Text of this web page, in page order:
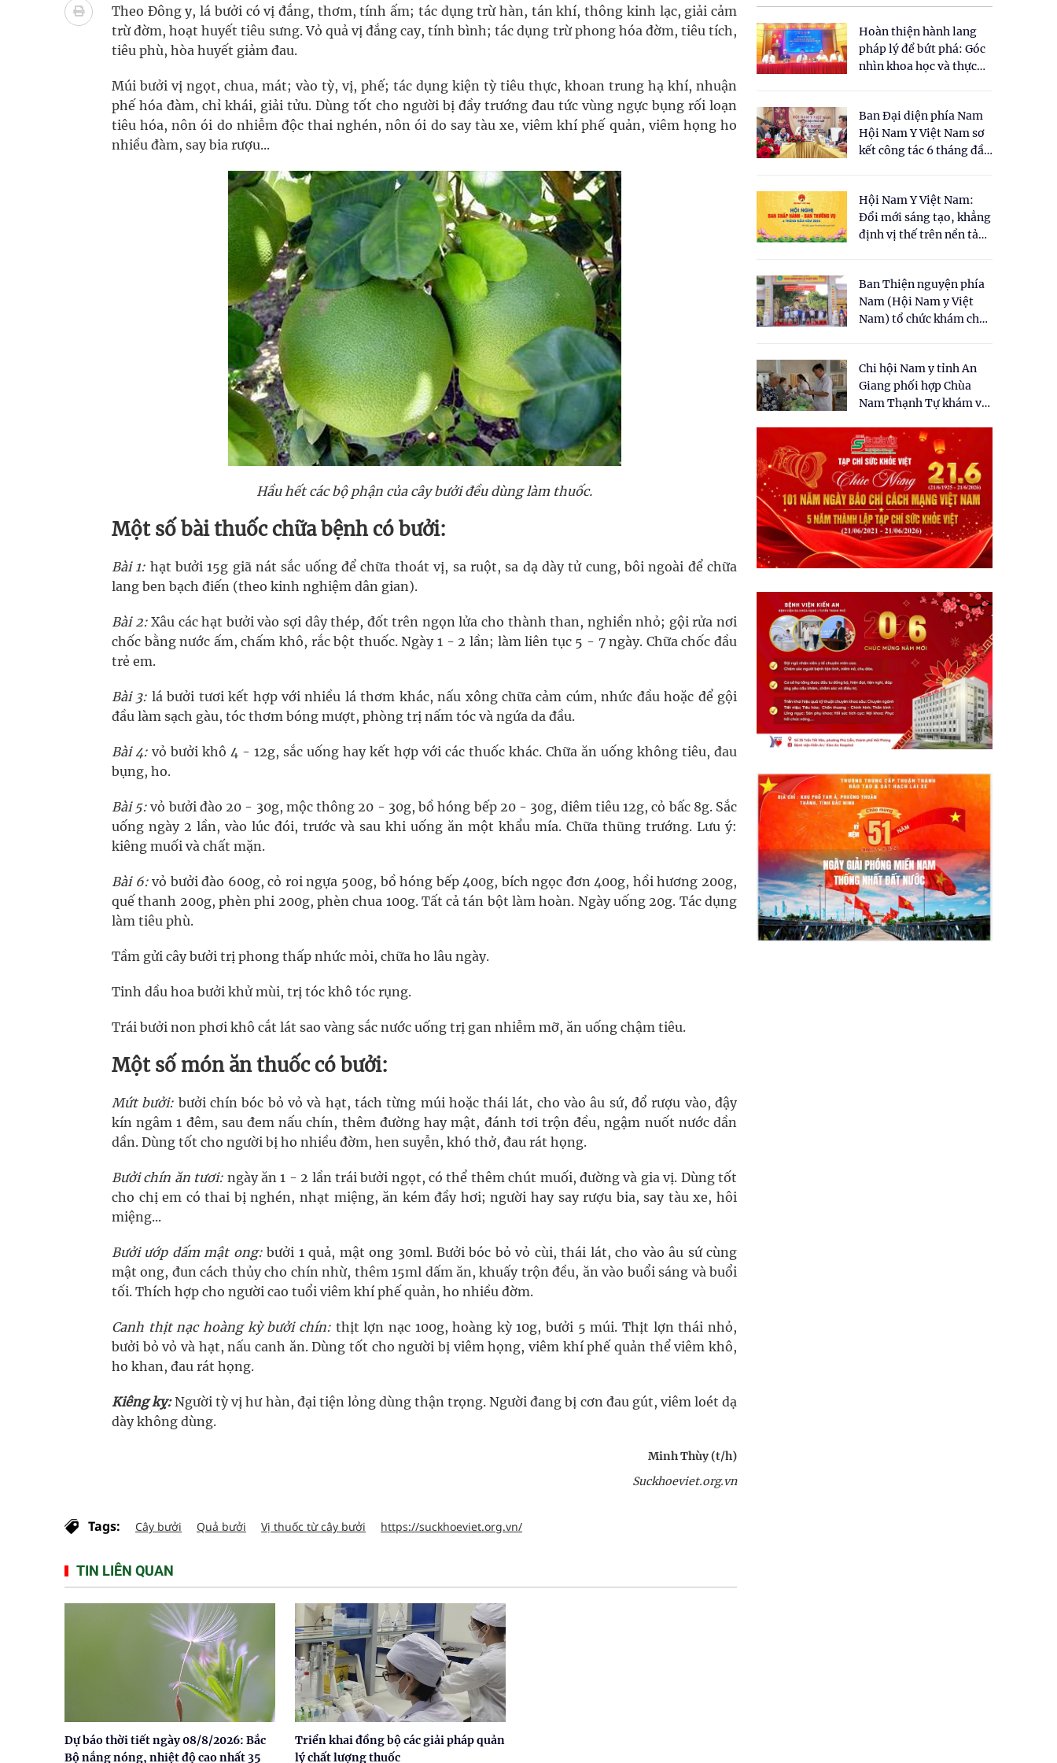
Chấn chỉnh hoạt động kinh doanh dược liệu
Súp lơ xanh mang đến hy vọng mới trong phòng ngừa ung thư
Triển khai đồng bộ các giải pháp quản lý chất lượng thuốc
Theo Đông y, lá bưởi có vị đắng, thơm, tính ấm; tác dụng trừ hàn, tán khí, thông kinh lạc, giải cảm
trừ đờm, hoạt huyết tiêu sưng. Vỏ quả vị đắng cay, tính bình; tác dụng trừ phong hóa đờm, tiêu tích,
tiêu phù, hòa huyết giảm đau.
Múi bưởi vị ngọt, chua, mát; vào tỳ, vị, phế; tác dụng kiện tỳ tiêu thực, khoan trung hạ khí, nhuận
phế hóa đàm, chỉ khái, giải tửu. Dùng tốt cho người bị đầy trướng đau tức vùng ngực bụng rối loạn
tiêu hóa, nôn ói do nhiễm độc thai nghén, nôn ói do say tàu xe, viêm khí phế quản, viêm họng ho
nhiều đàm, say bia rượu...
Hầu hết các bộ phận của cây bưởi đều dùng làm thuốc.
Một số bài thuốc chữa bệnh có bưởi:
Bài 1: hạt bưởi 15g giã nát sắc uống để chữa thoát vị, sa ruột, sa dạ dày tử cung, bôi ngoài để chữa
lang ben bạch điến (theo kinh nghiệm dân gian).
Bài 2:Xâu các hạt bưởi vào sợi dây thép, đốt trên ngọn lửa cho thành than, nghiền nhỏ; gội rửa nơi
chốc bằng nước ấm, chấm khô, rắc bột thuốc. Ngày 1 - 2 lần; làm liên tục 5 - 7 ngày. Chữa chốc đầu
trẻ em.
Bài 3: lá bưởi tươi kết hợp với nhiều lá thơm khác, nấu xông chữa cảm cúm, nhức đầu hoặc để gội
đầu làm sạch gàu, tóc thơm bóng mượt, phòng trị nấm tóc và ngứa da đầu.
Bài 4: vỏ bưởi khô 4 - 12g, sắc uống hay kết hợp với các thuốc khác. Chữa ăn uống không tiêu, đau
bụng, ho.
Bài 5: vỏ bưởi đào 20 - 30g, mộc thông 20 - 30g, bồ hóng bếp 20 - 30g, diêm tiêu 12g, cỏ bấc 8g. Sắc
uống ngày 2 lần, vào lúc đói, trước và sau khi uống ăn một khẩu mía. Chữa thũng trướng. Lưu ý:
kiêng muối và chất mặn.
Bài 6:vỏ bưởi đào 600g, cỏ roi ngựa 500g, bồ hóng bếp 400g, bích ngọc đơn 400g, hồi hương 200g,
quế thanh 200g, phèn phi 200g, phèn chua 100g. Tất cả tán bột làm hoàn. Ngày uống 20g. Tác dụng
làm tiêu phù.
Tầm gửi cây bưởi trị phong thấp nhức mỏi, chữa ho lâu ngày.
Tinh dầu hoa bưởi khử mùi, trị tóc khô tóc rụng.
Trái bưởi non phơi khô cắt lát sao vàng sắc nước uống trị gan nhiễm mỡ, ăn uống chậm tiêu.
Một số món ăn thuốc có bưởi:
Mứt bưởi: bưởi chín bóc bỏ vỏ và hạt, tách từng múi hoặc thái lát, cho vào âu sứ, đổ rượu vào, đậy
kín ngâm 1 đêm, sau đem nấu chín, thêm đường hay mật, đánh tơi trộn đều, ngậm nuốt nước dần
dần. Dùng tốt cho người bị ho nhiều đờm, hen suyễn, khó thở, đau rát họng.
Bưởi chín ăn tươi: ngày ăn 1 - 2 lần trái bưởi ngọt, có thể thêm chút muối, đường và gia vị. Dùng tốt
cho chị em có thai bị nghén, nhạt miệng, ăn kém đầy hơi; người hay say rượu bia, say tàu xe, hôi
miệng...
Bưởi ướp dấm mật ong:bưởi 1 quả, mật ong 30ml. Bưởi bóc bỏ vỏ cùi, thái lát, cho vào âu sứ cùng
mật ong, đun cách thủy cho chín nhừ, thêm 15ml dấm ăn, khuấy trộn đều, ăn vào buổi sáng và buổi
tối. Thích hợp cho người cao tuổi viêm khí phế quản, ho nhiều đờm.
Canh thịt nạc hoàng kỳ bưởi chín:thịt lợn nạc 100g, hoàng kỳ 10g, bưởi 5 múi. Thịt lợn thái nhỏ,
bưởi bỏ vỏ và hạt, nấu canh ăn. Dùng tốt cho người bị viêm họng, viêm khí phế quản thể viêm khô,
ho khan, đau rát họng.
Kiêng kỵ:Người tỳ vị hư hàn, đại tiện lỏng dùng thận trọng. Người đang bị cơn đau gút, viêm loét dạ
dày không dùng.
Minh Thùy (t/h)
Suckhoeviet.org.vn
Tags: Cây bưởi Quả bưởi Vị thuốc từ cây bưởi https://suckhoeviet.org.vn/
TIN LIÊN QUAN
Dự báo thời tiết ngày 08/8/2026: Bắc
Bộ nắng nóng, nhiệt độ cao nhất 35
Triển khai đồng bộ các giải pháp quản
lý chất lượng thuốc
Hoàn thiện hành lang
pháp lý để bứt phá: Góc
nhìn khoa học và thực
cho Luật Y dược cổ
truyền Việt Nam"
Ban Đại diện phía Nam
Hội Nam Y Việt Nam sơ
kết công tác 6 tháng đầu
Hội Nam Y Việt Nam:
Đổi mới sáng tạo, khẳng
định vị thế trên nền tảng
Ban Thiện nguyện phía
Nam (Hội Nam y Việt
Nam) tổ chức khám chữa
dân tại xã Tân Tập
Chi hội Nam y tỉnh An
Giang phối hợp Chùa
Nam Thạnh Tự khám và
nhân dân